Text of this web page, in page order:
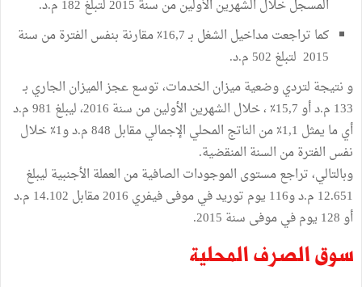
المسجل خلال الشهرين الأولين من سنة 2015 لتبلغ 182 م.د.
كما تراجعت مداخيل الشغل بـ 16,7٪ مقارنة بنفس الفترة من سنة
2015 لتبلغ 502 م.د.
و نتيجة لتردي وضعية ميزان الخدمات، توسع عجز الميزان الجاري بـ
133 م.د أو 15,7٪ ، خلال الشهرين الأولين من سنة 2016، ليبلغ 981 م.د
أي ما يمثل 1,1٪ من الناتج المحلي الإجمالي مقابل 848 م.د و1٪ خلال
نفس الفترة من السنة المنقضية.
وبالتالي، تراجع مستوى الموجودات الصافية من العملة الأجنبية ليبلغ
12.651 م.د و116 يوم توريد في موفى فيفري 2016 مقابل 14.102 م.د
أو 128 يوم في موفى سنة 2015.
سوق الصرف المحلية